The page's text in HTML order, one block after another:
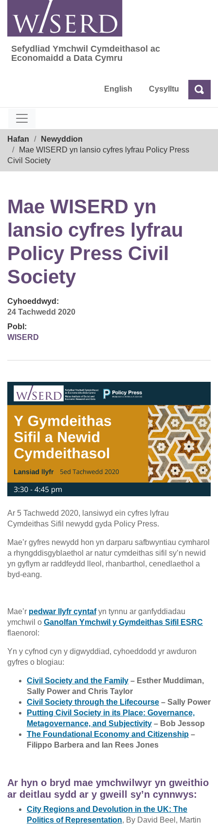
content
Sefydliad Ymchwil Cymdeithasol ac
Sefydliad Ymchwil Cymdeithasol ac
Economaidd a Data Cymru
English Cysylltu Chwilio
Hafan
Newyddion
Mae WISERD yn lansio cyfres lyfrau Policy Press
Civil Society
Mae WISERD yn
lansio cyfres lyfrau
Policy Press Civil
Society
Cyhoeddwyd:
24 Tachwedd 2020
Pobl:
WISERD
Ar 5 Tachwedd 2020, lansiwyd ein cyfres lyfrau
Cymdeithas Sifil newydd gyda Policy Press.
Mae’r gyfres newydd hon yn darparu safbwyntiau cymharol
a rhyngddisgyblaethol ar natur cymdeithas sifil sy’n newid
yn gyflym ar raddfeydd lleol, rhanbarthol, cenedlaethol a
byd-eang.
Mae’r pedwar llyfr cyntafyn tynnu ar ganfyddiadau
ymchwil o Ganolfan Ymchwil y Gymdeithas Sifil ESRC
flaenorol:
Yn y cyfnod cyn y digwyddiad, cyhoeddodd yr awduron
gyfres o blogiau:
Civil Society and the Family – Esther Muddiman,
Sally Power and Chris Taylor
Civil Society through the Lifecourse – Sally Power
Putting Civil Society in its Place: Governance,
Metagovernance, and Subjectivity – Bob Jessop
The Foundational Economy and Citizenship –
Filippo Barbera and Ian Rees Jones
Ar hyn o bryd mae ymchwilwyr yn gweithio
ar deitlau sydd ar y gweill sy’n cynnwys:
City Regions and Devolution in the UK: The
Politics of Representation, By David Beel, Martin